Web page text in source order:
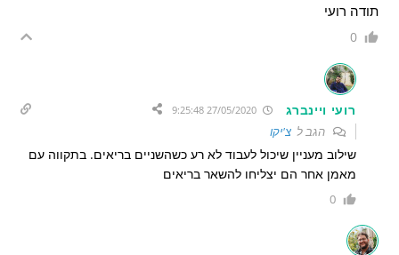
תודה רועי
0
רועי ויינברג
הגב לצ'יקו
שילוב מעניין שיכול לעבוד לא רע כשהשניים בריאים. בתקווה עם
מאמן אחר הם יצליחו להשאר בריאים
0